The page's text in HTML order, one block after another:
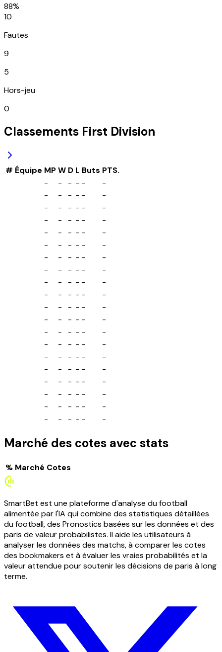
88%
10
Fautes
9
5
Hors-jeu
0
Classements First Division
# Équipe MPW D L Buts PTS.
-
- - - -
-
-
- - - -
-
-
- - - -
-
-
- - - -
-
-
- - - -
-
-
- - - -
-
-
- - - -
-
-
- - - -
-
-
- - - -
-
-
- - - -
-
-
- - - -
-
-
- - - -
-
-
- - - -
-
-
- - - -
-
-
- - - -
-
-
- - - -
-
-
- - - -
-
-
- - - -
-
-
- - - -
-
-
- - - - -
Marché des cotes avec stats
% Marché Cotes
SmartBet est une plateforme d'analyse du football
alimentée par l'IA qui combine des statistiques détaillées
du football, des Pronostics basées sur les données et des
paris de valeur probabilistes. Il aide les utilisateurs à
analyser les données des matchs, à comparer les cotes
des bookmakers et à évaluer les vraies probabilités et la
valeur attendue pour soutenir les décisions de paris à long
terme.